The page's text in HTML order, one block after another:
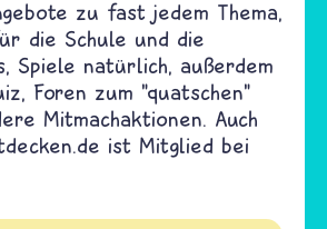
zu fast jedem Thema,
die Schule und die
Spiele natürlich, außerdem
Foren zum "quatschen"
Mitmachaktionen. Auch
ist Mitglied bei